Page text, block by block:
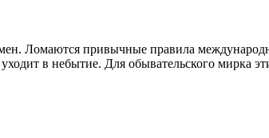
Ломаются привычные правила
в небытие. Для обывательского мирка